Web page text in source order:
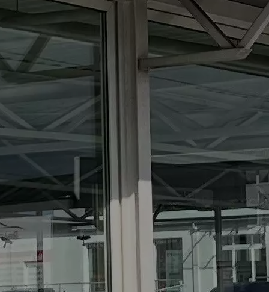
Across 2.5 PLUG-IN HYBRID CVT
Comfort+Verbrauchswerte: gewichtet kombinierter
Energieverbrauch: 17,1kWh/100km plus 1,0 l/100 km;
gewichtet kombinierter Wert der CO2-Emission: 22 g/km;
CO2-Klasse: B; kombinierter Kraftstoffverbrauch bei
entladener Batterie: 6,6 l/100km; CO2-Klasse (bei entladener
Batterie): E.
e VITARA eAxle Club (49 kWh-Batterie)
Verbrauchswerte: Energieverbrauch kombiniert: 14,9
kWh/100km; CO₂-Emissionen kombiniert: 0 g/km; CO₂-
Klasse: A.
e VITARA eAxle Comfort (61 kWh-Batterie)
Verbrauchswerte: Energieverbrauch kombiniert: 15,1
kWh/100km; CO₂-Emissionen kombiniert: 0 g/km; CO₂-
Klasse: A.
e VITARA eAxle ALLGRIP-e Comfort (61 kWh-
Batterie)Verbrauchswerte: Energieverbrauch kombiniert:
16,6 kWh/100km; CO₂-Emissionen kombiniert: 0 g/km; CO₂-
Klasse: A.
e VITARA eAxle Comfort+ (61 kWh-Batterie)
Verbrauchswerte: Energieverbrauch kombiniert: 15,1
kWh/100km; CO₂-Emissionen kombiniert: 0 g/km; CO₂-
Klasse: A.